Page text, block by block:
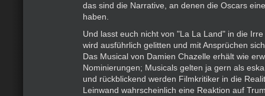
das sind die Narrative, an denen die Oscars
haben.
Und lasst euch nicht von "La La Land" in die
wird ausführlich gelitten und mit Ansprüchen
Das Musical von Damien Chazelle erhält wie
Nominierungen; Musicals gelten ja gern als
und rückblickend werden Filmkritiker in die
Leinwand wahrscheinlich eine Reaktion auf